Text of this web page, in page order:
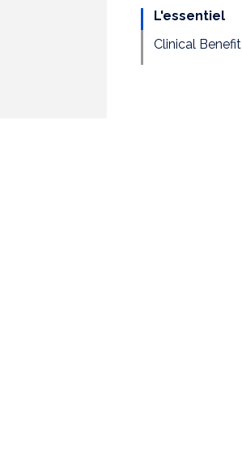
L'essentiel
Clinical Benefit